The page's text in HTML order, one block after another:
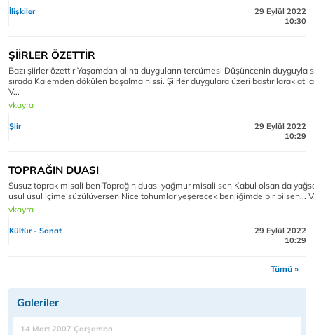
İlişkiler
29 Eylül 2022
10:30
ŞİİRLER ÖZETTİR
Bazı şiirler özettir Yaşamdan alıntı duyguların tercümesi Düşüncenin duyguyla
sırada Kalemden dökülen boşalma hissi. Şiirler duygulara üzeri bastırılarak
V...
vkayra
Şiir
29 Eylül 2022
10:29
TOPRAĞIN DUASI
Susuz toprak misali ben Toprağın duası yağmur misali sen Kabul olsan da
usul usul içime süzülüversen Nice tohumlar yeşerecek benliğimde bir bilsen...
vkayra
Kültür - Sanat
29 Eylül 2022
10:29
Tümü »
Galeriler
14 Mart 2007 Çarşamba